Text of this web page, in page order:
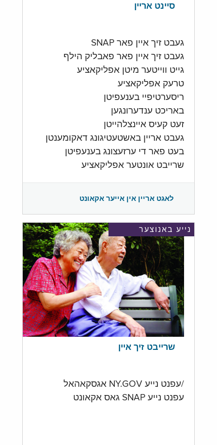
סיינט אריין
געבט זיך איין פאר SNAP
געבט זיך איין פאר פאבליק הילף
גייט ווייטער מיטן אפליקאציע
טרעק אפליקאציע
ריסערטיפיי בענעפיטן
באריכט ענדערונגען
זעט קעיס איינצלהייטן
געבט אריין באשטעטיגונג דאקומענטן
בעט פאר די ערזעצונג בענעפיטן
שרייבט אונטער אפליקאציע
לאגט אריין אין אייער אקאונט
נייע באנוצער
שרייבט זיך איין
/עפנט נייע NY.GOV אגסקאהאל
עפנט נייע SNAP גאס אקאונט